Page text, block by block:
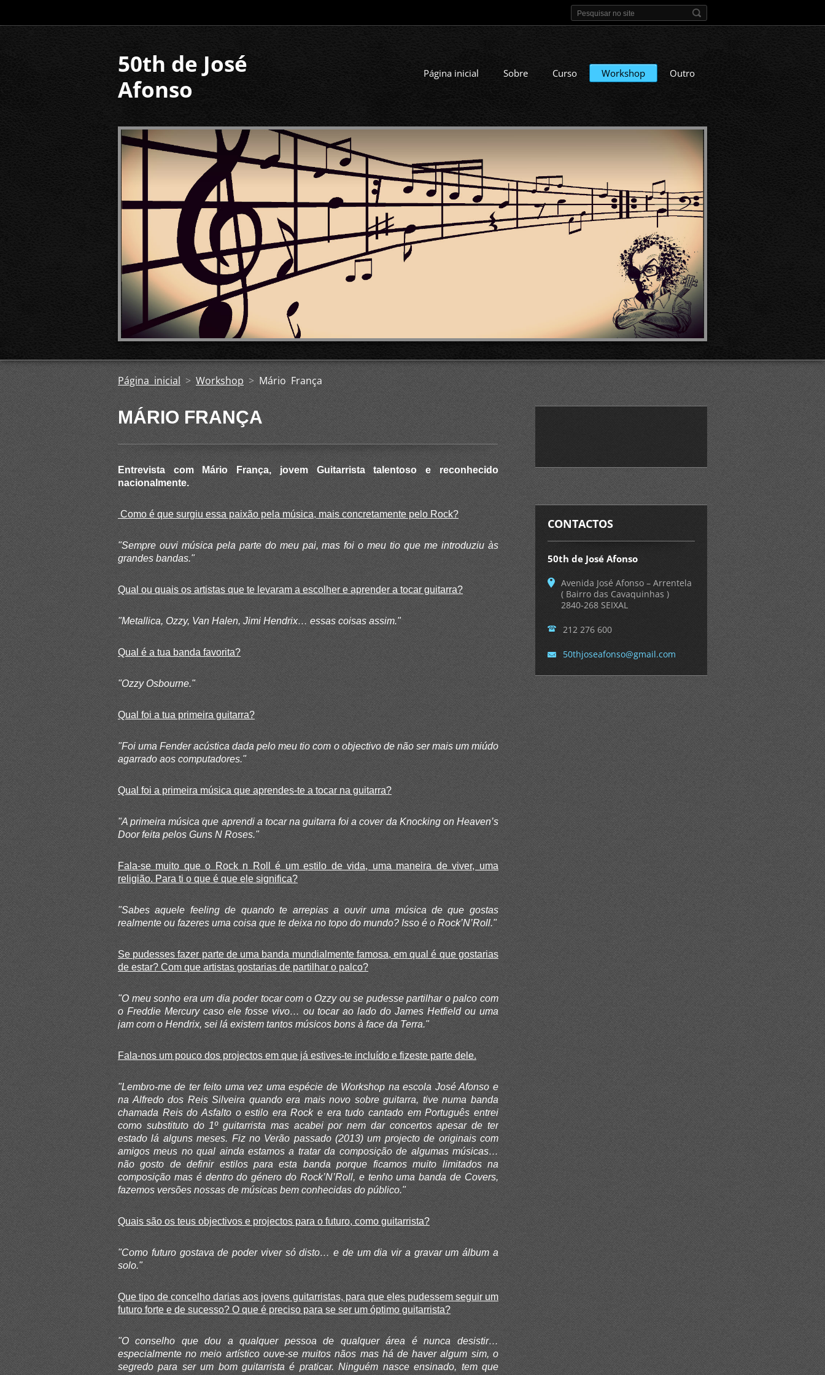
50th de José
Afonso
Página inicial Sobre Curso Workshop Outro
Página inicial >Workshop > Mário França
MÁRIO FRANÇA
Entrevista com Mário França, jovem Guitarrista talentoso e reconhecido
nacionalmente.
Como é que surgiu essa paixão pela música, mais concretamente pelo Rock?
"Sempre ouvi música pela parte do meu pai, mas foi o meu tio que me introduziu às
grandes bandas."
Qual ou quais os artistas que te levaram a escolher e aprender a tocar guitarra?
"Metallica, Ozzy, Van Halen, Jimi Hendrix… essas coisas assim."
Qual é a tua banda favorita?
"Ozzy Osbourne."
Qual foi a tua primeira guitarra?
"Foi uma Fender acústica dada pelo meu tio com o objectivo de não ser mais um miúdo
agarrado aos computadores."
Qual foi a primeira música que aprendes-te a tocar na guitarra?
"A primeira música que aprendi a tocar na guitarra foi a cover da Knocking on Heaven’s
Door feita pelos Guns N Roses."
Fala-se muito que o Rock n Roll é um estilo de vida, uma maneira de viver, uma
religião. Para ti o que é que ele significa?
"Sabes aquele feeling de quando te arrepias a ouvir uma música de que gostas
realmente ou fazeres uma coisa que te deixa no topo do mundo? Isso é o Rock’N’Roll."
Se pudesses fazer parte de uma banda mundialmente famosa, em qual é que gostarias
de estar? Com que artistas gostarias de partilhar o palco?
"O meu sonho era um dia poder tocar com o Ozzy ou se pudesse partilhar o palco com
o Freddie Mercury caso ele fosse vivo… ou tocar ao lado do James Hetfield ou uma
jam com o Hendrix, sei lá existem tantos músicos bons à face da Terra."
Fala-nos um pouco dos projectos em que já estives-te incluído e fizeste parte dele.
"Lembro-me de ter feito uma vez uma espécie de Workshop na escola José Afonso e
na Alfredo dos Reis Silveira quando era mais novo sobre guitarra, tive numa banda
chamada Reis do Asfalto o estilo era Rock e era tudo cantado em Português entrei
como substituto do 1º guitarrista mas acabei por nem dar concertos apesar de ter
estado lá alguns meses. Fiz no Verão passado (2013) um projecto de originais com
amigos meus no qual ainda estamos a tratar da composição de algumas músicas…
não gosto de definir estilos para esta banda porque ficamos muito limitados na
composição mas é dentro do género do Rock’N’Roll, e tenho uma banda de Covers,
fazemos versões nossas de músicas bem conhecidas do público."
Quais são os teus objectivos e projectos para o futuro, como guitarrista?
"Como futuro gostava de poder viver só disto… e de um dia vir a gravar um álbum a
solo."
Que tipo de concelho darias aos jovens guitarristas, para que eles pudessem seguir um
futuro forte e de sucesso? O que é preciso para se ser um óptimo guitarrista?
"O conselho que dou a qualquer pessoa de qualquer área é nunca desistir…
especialmente no meio artístico ouve-se muitos nãos mas há de haver algum sim, o
segredo para ser um bom guitarrista é praticar. Ninguém nasce ensinado, tem que
CONTACTOS
50th de José Afonso
Avenida José Afonso – Arrentela
( Bairro das Cavaquinhas )
2840-268 SEIXAL
212 276 600
50thjoseafonso@gmail.com